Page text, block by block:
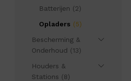
Batterijen (2)
Opladers (5)
Bescherming &
Onderhoud (13)
Houders &
Stations (8)